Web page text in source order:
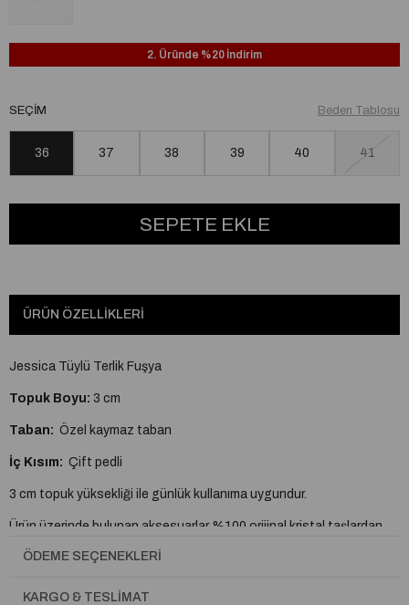
2. Üründe %20 İndirim
Beden Tablosu
SEÇIM
36 37 38 39 40 41
ÜRÜN ÖZELLIKLERI
Jessica Tüylü Terlik Fuşya
Topuk Boyu: 3 cm
Taban: Özel kaymaz taban
İç Kısım: Çift pedli
3 cm topuk yüksekliği ile günlük kullanıma uygundur.
Ürün üzerinde bulunan aksesuarlar %100 orijinal kristal taşlardan
oluşmaktadır.
ÖDEME SEÇENEKLERI
KARGO & TESLIMAT